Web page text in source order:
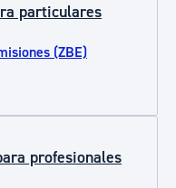
particulares
(ZBE)
profesionales